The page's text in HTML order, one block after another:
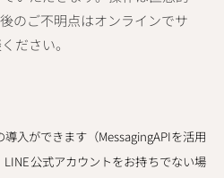
のご不明点はオンラインでサ
ださい。
入ができます（MessagingAPIを活用
LINE公式アカウントをお持ちでない場